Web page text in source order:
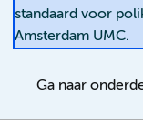
standaard voor
Amsterdam UMC.
Ga naar